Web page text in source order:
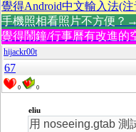
覺得Android中文輸入法(
手機照相看照片不方便？→
覺得鬧鐘/行事曆有改進
hijackr00t
67
0 0
eliu
用 noseeing.gtab 測